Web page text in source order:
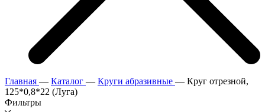
Главная — Каталог — Круги абразивные — Круг отрезной,
125*0,8*22 (Луга)
Фильтры